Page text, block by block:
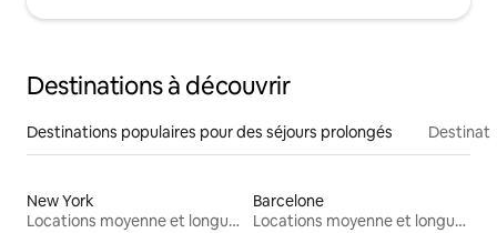
Destinations à découvrir
Destinations populaires pour des séjours prolongés
New York
Locations moyenne et longue durée
Barcelone
Locations moyenne et longue durée